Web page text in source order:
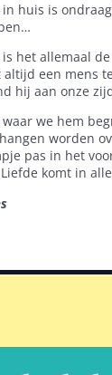
in huis is
het allemaal
een mens
hij aan onze
waar we hem
worden
pas in het
komt in